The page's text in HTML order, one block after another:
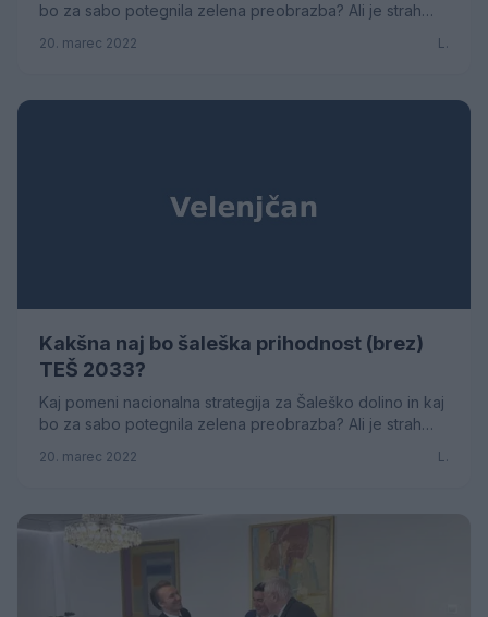
bo za sabo potegnila zelena preobrazba? Ali je strah
20. marec 2022 L.
Kakšna naj bo šaleška prihodnost (brez)
TEŠ 2033?
Kaj pomeni nacionalna strategija za Šaleško dolino in kaj
bo za sabo potegnila zelena preobrazba? Ali je strah
20. marec 2022 L.